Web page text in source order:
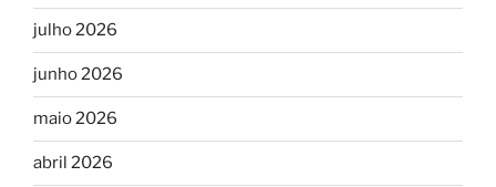
julho 2026
junho 2026
maio 2026
abril 2026